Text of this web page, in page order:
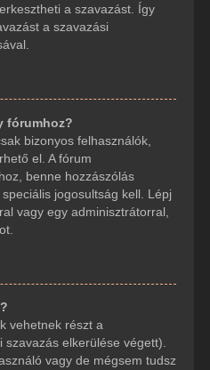
a szavazást. Így
a szavazási
fórumhoz?
bizonyos felhasználók,
el. A fórum
benne hozzászólás
jogosultság kell. Lépj
vagy egy adminisztrátorral,
vehetnek részt a
elkerülése végett).
vagy de mégsem tudsz